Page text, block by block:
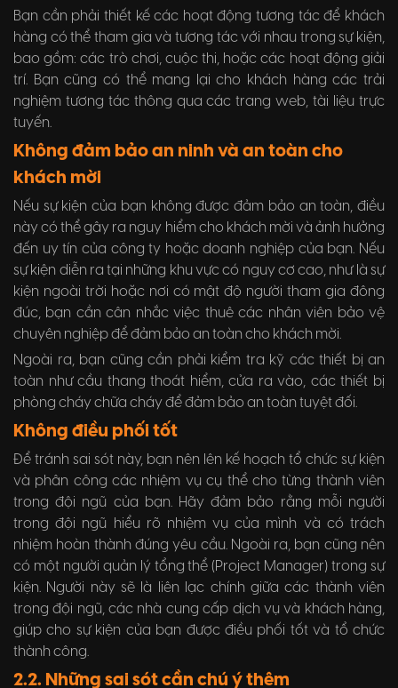
Bạn cần phải thiết kế các hoạt động tương tác để khách
hàng có thể tham gia và tương tác với nhau trong sự kiện,
bao gồm: các trò chơi, cuộc thi, hoặc các hoạt động giải
trí. Bạn cũng có thể mang lại cho khách hàng các trải
nghiệm tương tác thông qua các trang web, tài liệu trực
tuyến.
Không đảm bảo an ninh và an toàn cho
khách mời
Nếu sự kiện của bạn không được đảm bảo an toàn, điều
này có thể gây ra nguy hiểm cho khách mời và ảnh hưởng
đến uy tín của công ty hoặc doanh nghiệp của bạn. Nếu
sự kiện diễn ra tại những khu vực có nguy cơ cao, như là sự
kiện ngoài trời hoặc nơi có mật độ người tham gia đông
đúc, bạn cần cân nhắc việc thuê các nhân viên bảo vệ
chuyên nghiệp để đảm bảo an toàn cho khách mời.
Ngoài ra, bạn cũng cần phải kiểm tra kỹ các thiết bị an
toàn như cầu thang thoát hiểm, cửa ra vào, các thiết bị
phòng cháy chữa cháy để đảm bảo an toàn tuyệt đối.
Không điều phối tốt
Để tránh sai sót này, bạn nên lên kế hoạch tổ chức sự kiện
và phân công các nhiệm vụ cụ thể cho từng thành viên
trong đội ngũ của bạn. Hãy đảm bảo rằng mỗi người
trong đội ngũ hiểu rõ nhiệm vụ của mình và có trách
nhiệm hoàn thành đúng yêu cầu. Ngoài ra, bạn cũng nên
có một người quản lý tổng thể (Project Manager) trong sự
kiện. Người này sẽ là liên lạc chính giữa các thành viên
trong đội ngũ, các nhà cung cấp dịch vụ và khách hàng,
giúp cho sự kiện của bạn được điều phối tốt và tổ chức
thành công.
2.2. Những sai sót cần chú ý thêm